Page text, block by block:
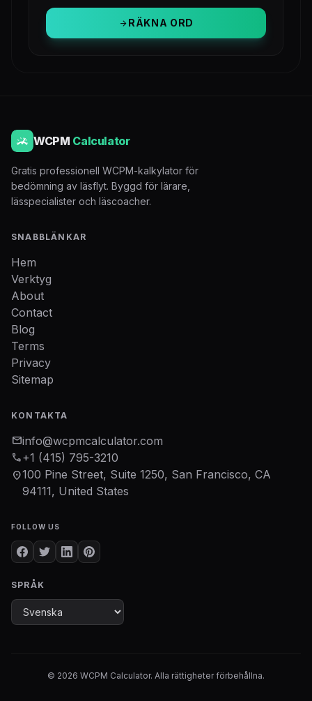
arrow_forwardRÄKNA ORD
WCPM Calculator
Gratis professionell WCPM-kalkylator för
bedömning av läsflyt. Byggd för lärare,
lässpecialister och läscoacher.
SNABBLÄNKAR
Hem
Verktyg
About
Contact
Blog
Terms
Privacy
Sitemap
KONTAKTA
mailinfo@wcpmcalculator.com
phone+1 (415) 795-3210
location_on100 Pine Street, Suite 1250, San Francisco, CA
94111, United States
FOLLOW US
SPRÅK
© 2026 WCPM Calculator. Alla rättigheter förbehållna.